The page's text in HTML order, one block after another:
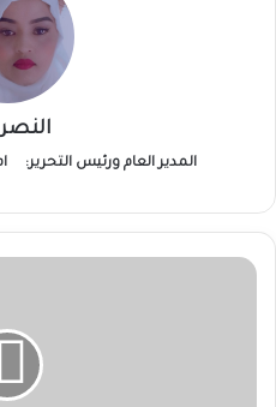
النصر
المدير العام ورئيس التحرير:
استقبال